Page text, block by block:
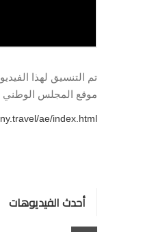
تم التنسيق لهذا
موقع المجلس الوطني
ae/index.html
أحدث الفيديوهات